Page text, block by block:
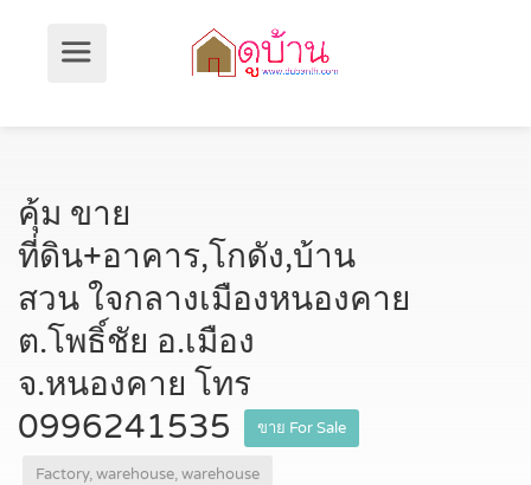
คุ้ม ขาย
ที่ดิน+อาคาร,โกดัง,บ้าน
สวน ใจกลางเมืองหนองคาย
ต.โพธิ์ชัย อ.เมือง
จ.หนองคาย โทร
0996241535
ขาย For Sale
Factory, warehouse, warehouse